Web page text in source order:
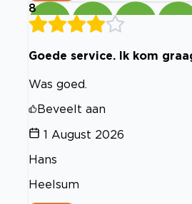
8
Goede service. Ik kom
Was goed.
Beveelt aan
1 August 2026
Hans
Heelsum